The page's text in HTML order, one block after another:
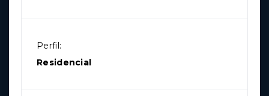
Perfil:
Residencial